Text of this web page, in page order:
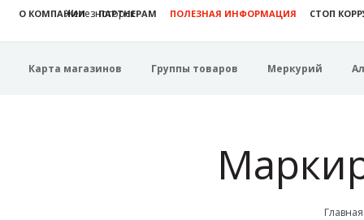
Железногорск
О КОМПАНИИ ПАРТНЕРАМ ПОЛЕЗНАЯ ИНФОРМАЦИЯ СТОП
Карта магазинов Группы товаров Меркурий
Главная